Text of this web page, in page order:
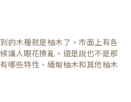
的木種就是柚木了。市面上有各
讓人眼花撩亂。還是說也不是那
哪些特性、緬甸柚木和其他柚木